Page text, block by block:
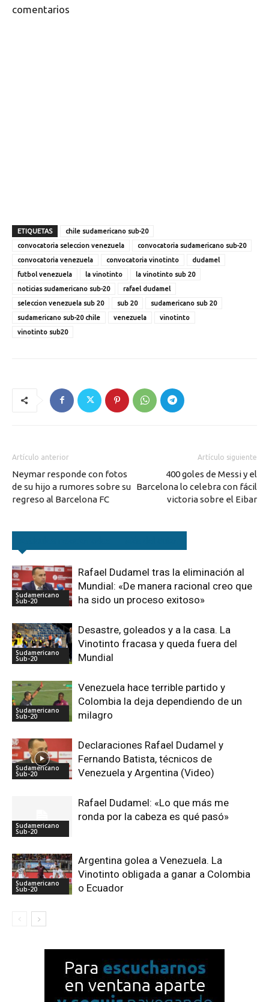
comentarios
ETIQUETAS
chile sudamericano sub-20
convocatoria seleccion venezuela
convocatoria sudamericano sub-20
convocatoria venezuela
convocatoria vinotinto
dudamel
futbol venezuela
la vinotinto
la vinotinto sub 20
noticias sudamericano sub-20
rafael dudamel
seleccion venezuela sub 20
sub 20
sudamericano sub 20
sudamericano sub-20 chile
venezuela
vinotinto
vinotinto sub20
Artículo anterior
Neymar responde con fotos
de su hijo a rumores sobre su
regreso al Barcelona FC
Artículo siguiente
400 goles de Messi y el
Barcelona lo celebra con fácil
victoria sobre el Eibar
Sudamericano
Sub-20
Rafael Dudamel tras la eliminación al
Mundial: «De manera racional creo que
ha sido un proceso exitoso»
Sudamericano
Sub-20
Desastre, goleados y a la casa. La
Vinotinto fracasa y queda fuera del
Mundial
Sudamericano
Sub-20
Venezuela hace terrible partido y
Colombia la deja dependiendo de un
milagro
Sudamericano
Sub-20
Declaraciones Rafael Dudamel y
Fernando Batista, técnicos de
Venezuela y Argentina (Video)
Sudamericano
Sub-20
Rafael Dudamel: «Lo que más me
ronda por la cabeza es qué pasó»
Sudamericano
Sub-20
Argentina golea a Venezuela. La
Vinotinto obligada a ganar a Colombia
o Ecuador